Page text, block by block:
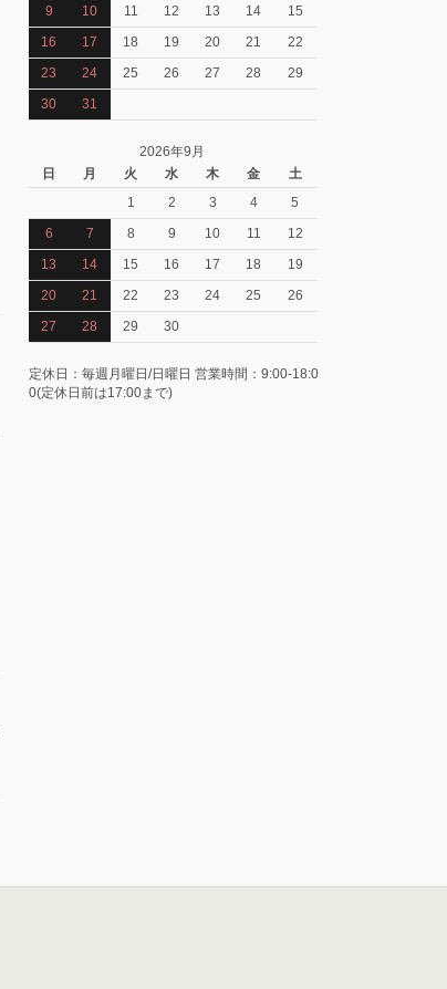
9
10 11 12 13 14
15
16
17 18 19 20 21
22
23
24 25 26 27 28
29
30
31
2026年9月
日
月 火 水 木 金
土
1
2 3 4
5
6
7 8 9 10 11
12
13
14 15 16 17 18
19
20
21 22 23 24 25
26
27
28 29 30
定休日：毎週月曜日/日曜日 営業時間：9:00-18:0
0(定休日前は17:00まで)